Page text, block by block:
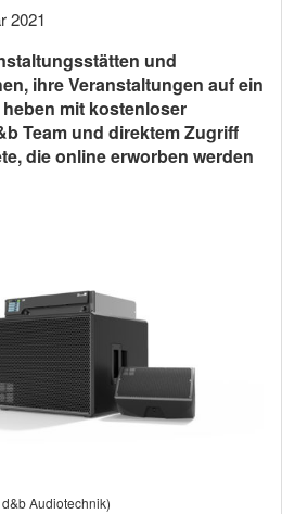
2021
und
ihre Veranstaltungen auf ein
mit kostenloser
Team und direktem Zugriff
die online erworben werden
Audiotechnik)